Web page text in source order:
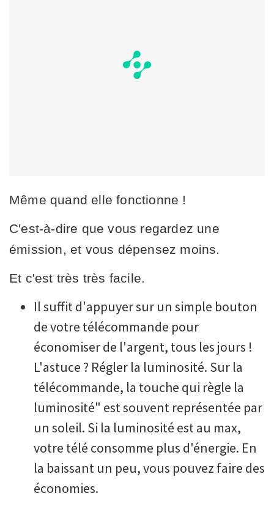
Même quand elle fonctionne !
C'est-à-dire que vous regardez une
émission, et vous dépensez moins.
Et c'est très très facile.
Il suffit d'appuyer sur un simple bouton
de votre télécommande pour
économiser de l'argent, tous les jours !
L'astuce ? Régler la luminosité. Sur la
télécommande, la touche qui règle la
luminosité" est souvent représentée par
un soleil. Si la luminosité est au max,
votre télé consomme plus d'énergie. En
la baissant un peu, vous pouvez faire des
économies.